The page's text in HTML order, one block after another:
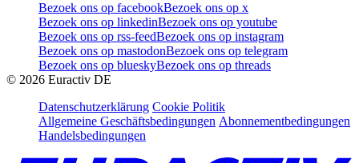
Bezoek ons op facebookBezoek ons op x
Bezoek ons op linkedinBezoek ons op youtube
Bezoek ons op rss-feedBezoek ons op instagram
Bezoek ons op mastodonBezoek ons op telegram
Bezoek ons op blueskyBezoek ons op threads
© 2026 Euractiv DE
Datenschutzerklärung Cookie Politik
Allgemeine Geschäftsbedingungen Abonnementbedingungen
Handelsbedingungen